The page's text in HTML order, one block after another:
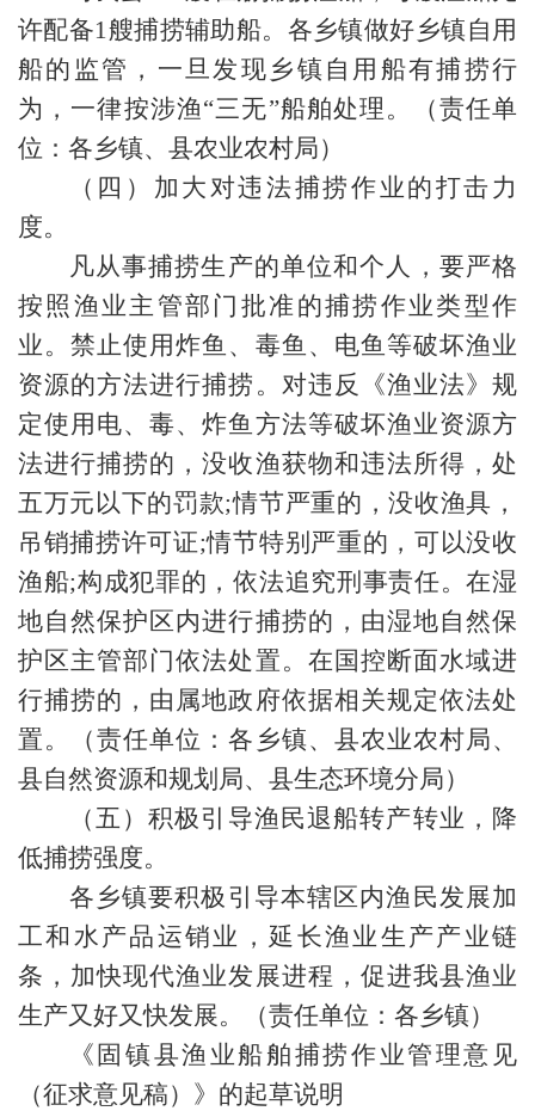
许配备1艘捕捞辅助船。各乡镇做好乡镇自用
船的监管，一旦发现乡镇自用船有捕捞行
为，一律按涉渔“三无”船舶处理。（责任单
位：各乡镇、县农业农村局）
（四）加大对违法捕捞作业的打击力
度。
凡从事捕捞生产的单位和个人，要严格
按照渔业主管部门批准的捕捞作业类型作
业。禁止使用炸鱼、毒鱼、电鱼等破坏渔业
资源的方法进行捕捞。对违反《渔业法》规
定使用电、毒、炸鱼方法等破坏渔业资源方
法进行捕捞的，没收渔获物和违法所得，处
五万元以下的罚款;情节严重的，没收渔具，
吊销捕捞许可证;情节特别严重的，可以没收
渔船;构成犯罪的，依法追究刑事责任。在湿
地自然保护区内进行捕捞的，由湿地自然保
护区主管部门依法处置。在国控断面水域进
行捕捞的，由属地政府依据相关规定依法处
置。（责任单位：各乡镇、县农业农村局、
县自然资源和规划局、县生态环境分局）
（五）积极引导渔民退船转产转业，降
低捕捞强度。
各乡镇要积极引导本辖区内渔民发展加
工和水产品运销业，延长渔业生产产业链
条，加快现代渔业发展进程，促进我县渔业
生产又好又快发展。（责任单位：各乡镇）
《固镇县渔业船舶捕捞作业管理意见
（征求意见稿）》的起草说明